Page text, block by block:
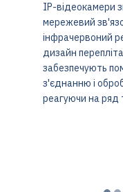
IP-відеокамери
мережевий
інфрачервоний
дизайн
забезпечують
з'єднанню і
реагуючи на ряд